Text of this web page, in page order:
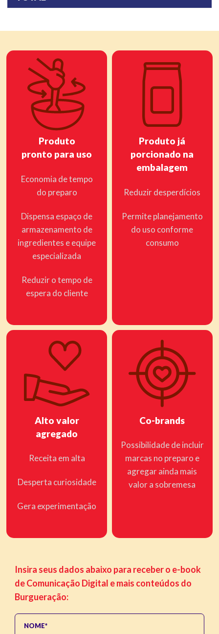
Produto
pronto para uso
Economia de tempo
do preparo
Dispensa espaço de
armazenamento de
ingredientes e equipe
especializada
Reduzir o tempo de
espera do cliente
Produto já
porcionado na
embalagem
Reduzir desperdícios
Permite planejamento
do uso conforme
consumo
Alto valor
agregado
Receita em alta
Desperta curiosidade
Gera experimentação
Co-brands
Possibilidade de incluir
marcas no preparo e
agregar ainda mais
valor a sobremesa
Insira seus dados abaixo para receber o e-book
de Comunicação Digital e mais conteúdos do
Burgueração: